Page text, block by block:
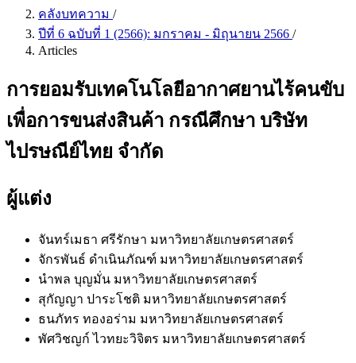
คลังบทความ /
ปีที่ 6 ฉบับที่ 1 (2566): มกราคม - มิถุนายน 2566 /
Articles
การยอมรับเทคโนโลยีอากาศยานไร้คนขับ
เพื่อการขนส่งสินค้า กรณีศึกษา บริษัท
ไปรษณีย์ไทย จำกัด
ผู้แต่ง
จันทร์เมธา ศรีรักษา มหาวิทยาลัยเกษตรศาสตร์
จักรพันธ์ ดำเนินภัณฑ์ มหาวิทยาลัยเกษตรศาสตร์
นำพล บุญมั่น มหาวิทยาลัยเกษตรศาสตร์
สุกัญญา ปาระโชติ มหาวิทยาลัยเกษตรศาสตร์
ธนภัทร ทองอร่าม มหาวิทยาลัยเกษตรศาสตร์
พัศวิชญก์ ไวทยะวิจิตร มหาวิทยาลัยเกษตรศาสตร์